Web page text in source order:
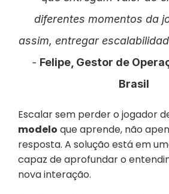
diferentes momentos da
assim, entregar
- Felipe, Gestor de
Brasil
modelo que aprende, não
resposta. A solução está em
capaz de aprofundar o
nova interação.